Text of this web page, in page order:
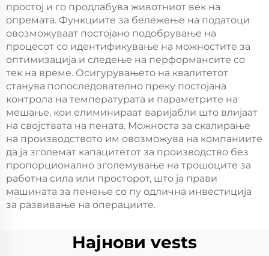
простој и го продлабува животниот век на
опремата. Функциите за бележење на податоци
овозможуваат постојано подобрување на
процесот со идентификување на можностите за
оптимизација и следење на перформансите со
тек на време. Осигурувањето на квалитетот
станува попоследователно преку постојана
контрола на температурата и параметрите на
мешање, кои елиминираат варијабли што влијаат
на својствата на пената. Можноста за скалирање
на производството им овозможува на компаниите
да ја зголемат капацитетот за производство без
пропорционално зголемување на трошоците за
работна сила или просторот, што ја прави
машината за пенење со пу одлична инвестиција
за развивање на операциите.
Најнови vests